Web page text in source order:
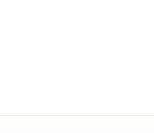
نوع النسيج